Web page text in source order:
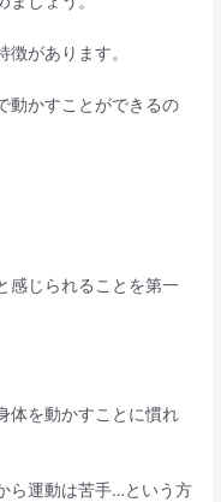
があります。
動かすことができるの
感じられることを第一
体を動かすことに慣れ
ら運動は苦手…という方